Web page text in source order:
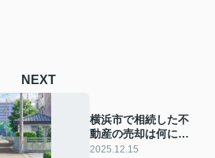
NEXT
横浜市で相続した不
動産の売却は何に注
意する？相続税や売
2025.12.15